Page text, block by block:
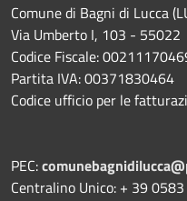
Comune di Bagni di Lucca
Via Umberto I, 103 - 55022
Codice Fiscale:
Partita IVA: 00371830464
Codice ufficio per le
PEC:
Centralino Unico: + 39